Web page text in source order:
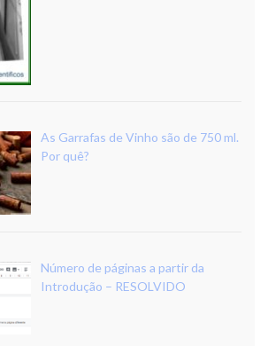
As Garrafas de Vinho são de 750 ml.
Por quê?
Número de páginas a partir da
Introdução – RESOLVIDO